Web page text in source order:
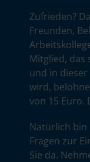
Zufrieden?
Freunden,
Mitglied, das
und in
wird,
von 15 Euro.
Natürlich bin
Fragen zur
Sie da.